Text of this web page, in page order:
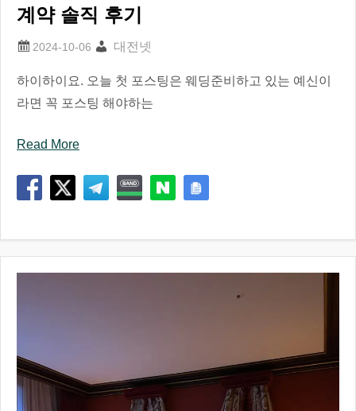
계약 솔직 후기
대전넷
하이하이요. 오늘 첫 포스팅은 웨딩준비하고 있는 예신이
라면 꼭 포스팅 해야하는
Read More